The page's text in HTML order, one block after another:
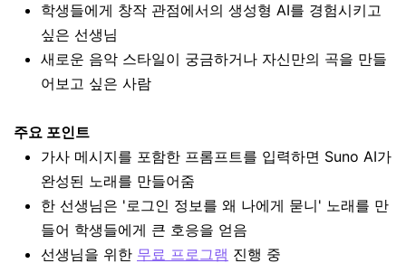
학생들에게 창작 관점에서의 생성형 AI를 경험시키고
싶은 선생님
새로운 음악 스타일이 궁금하거나 자신만의 곡을 만들
어보고 싶은 사람
주요 포인트
가사 메시지를 포함한 프롬프트를 입력하면 Suno AI가
완성된 노래를 만들어줌
한 선생님은 '로그인 정보를 왜 나에게 묻니' 노래를 만
들어 학생들에게 큰 호응을 얻음
선생님을 위한 무료 프로그램 진행 중